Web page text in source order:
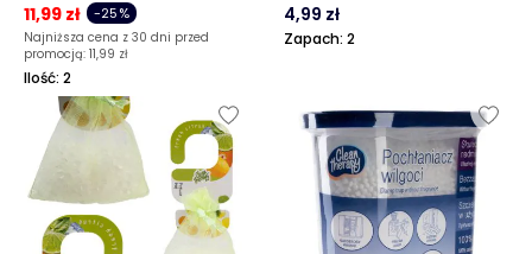
11,99 zł -25%
Najniższa cena z 30 dni przed
promocją: 11,99 zł
Ilość: 2
4,99 zł
Zapach: 2